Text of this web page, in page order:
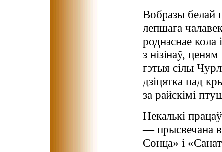
Вобразы белай
лепшага
роднаснае кола
з нізінаў,
гэтыя сілы
дзіцятка пад
за райскімі
Некалькі
— прысвечана
Сонца» і